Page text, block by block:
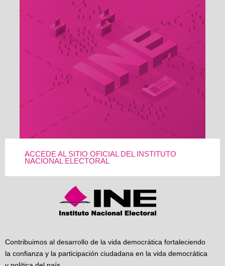
ACCEDE AL SITIO OFICIAL DEL INSTITUTO
NACIONAL ELECTORAL
Contribuimos al desarrollo de la vida democrática fortaleciendo
la confianza y la participación ciudadana en la vida democrática